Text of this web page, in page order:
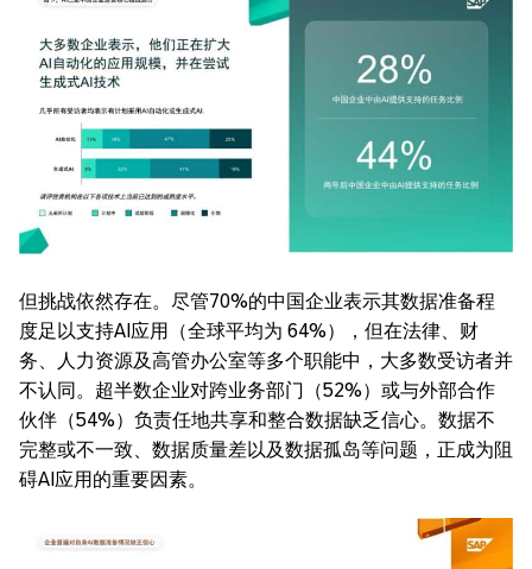
但挑战依然存在。尽管70%的中国企业表示其数据准备程
度足以支持AI应用（全球平均为 64%），但在法律、财
务、人力资源及高管办公室等多个职能中，大多数受访者并
不认同。超半数企业对跨业务部门（52%）或与外部合作
伙伴（54%）负责任地共享和整合数据缺乏信心。数据不
完整或不一致、数据质量差以及数据孤岛等问题，正成为阻
碍AI应用的重要因素。